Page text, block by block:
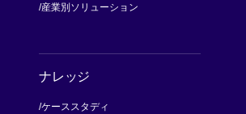
産業別ソリューション
ナレッジ
ケーススタディ